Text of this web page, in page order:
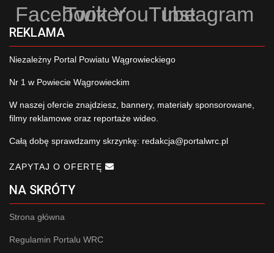
Facebook
TwitterYouTubeInstagram
REKLAMA
Niezależny Portal Powiatu Wągrowieckiego
Nr 1 w Powiecie Wągrowieckim
W naszej ofercie znajdziesz, bannery, materiały sponsorowane,
filmy reklamowe oraz reportaże wideo.
Całą dobę sprawdzamy skrzynkę: redakcja@portalwrc.pl
ZAPYTAJ O OFERTĘ
NA SKRÓTY
Strona główna
Regulamin Portalu WRC